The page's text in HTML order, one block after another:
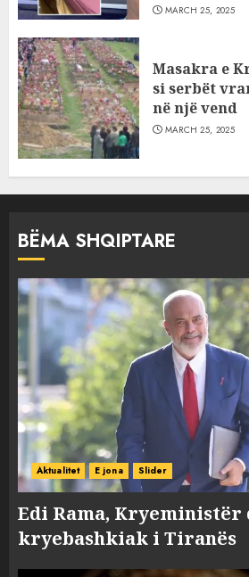
MARCH 25, 2025
Masakra e
si serbët
në një vend
MARCH 25, 2025
BËMA SHQIPTARE
Aktualitet E jona Slider
Edi Rama, Kryeministër
kryebashkiak i Tiranës